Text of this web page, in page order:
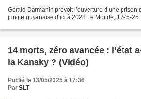
Gérald Darmanin prévoit l’ouverture d’une prison
jungle guyanaise d’ici à 2028 Le Monde, 17-'5-25
14 morts, zéro avancée : l’état
la Kanaky ? (Vidéo)
Publié le 13/05/2025 à 17:36
Par SLT